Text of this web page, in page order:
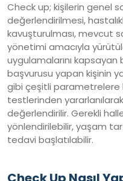
Check up; kişilerin genel
değerlendirilmesi,
kavuşturulması, mevcut
yönetimi amacıyla
uygulamalarını kapsayan
başvurusu yapan kişinin
gibi çeşitli parametrelere
testlerinden
değerlendirilir. Gerekli
yönlendirilebilir, yaşam
tedavi başlatılabilir.